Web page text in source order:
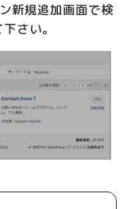
新規追加画面で検
さい。